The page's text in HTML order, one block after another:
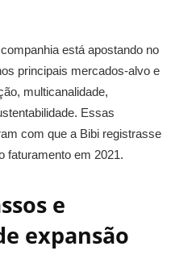
está apostando no
principais mercados-alvo e
multicanalidade,
Essas
com que a Bibi registrasse
faturamento em 2021.
e
expansão